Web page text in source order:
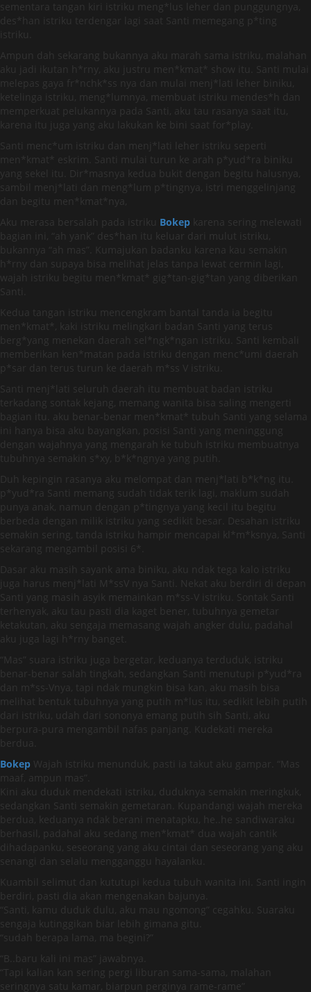
sementara tangan kiri istriku meng*lus leher dan punggungnya,
des*han istriku terdengar lagi saat Santi memegang p*ting
istriku.
Ampun dah sekarang bukannya aku marah sama istriku, malahan
aku jadi ikutan h*rny, aku justru men*kmat* show itu. Santi mulai
melepas gaya fr*nchk*ss nya dan mulai menj*lati leher biniku,
ketelinga istriku, meng*lumnya, membuat istriku mendes*h dan
memperkuat pelukannya pada Santi, aku tau rasanya saat itu,
karena itu juga yang aku lakukan ke bini saat for*play.
Santi menc*um istriku dan menj*lati leher istriku seperti
men*kmat* eskrim. Santi mulai turun ke arah p*yud*ra biniku
yang sekel itu. Dir*masnya kedua bukit dengan begitu halusnya,
sambil menj*lati dan meng*lum p*tingnya, istri menggelinjang
dan begitu men*kmat*nya,
Aku merasa bersalah pada istriku Bokep karena sering melewati
bagian ini, “ah yank” des*han itu keluar dari mulut istriku,
bukannya “ah mas”. Kumajukan badanku karena kau semakin
h*rny dan supaya bisa melihat jelas tanpa lewat cermin lagi,
wajah istriku begitu men*kmat* gig*tan-gig*tan yang diberikan
Santi.
Kedua tangan istriku mencengkram bantal tanda ia begitu
men*kmat*, kaki istriku melingkari badan Santi yang terus
berg*yang menekan daerah sel*ngk*ngan istriku. Santi kembali
memberikan ken*matan pada istriku dengan menc*umi daerah
p*sar dan terus turun ke daerah m*ss V istriku.
Santi menj*lati seluruh daerah itu membuat badan istriku
terkadang sontak kejang, memang wanita bisa saling mengerti
bagian itu. aku benar-benar men*kmat* tubuh Santi yang selama
ini hanya bisa aku bayangkan, posisi Santi yang meninggung
dengan wajahnya yang mengarah ke tubuh istriku membuatnya
tubuhnya semakin s*xy, b*k*ngnya yang putih.
Duh kepingin rasanya aku melompat dan menj*lati b*k*ng itu.
p*yud*ra Santi memang sudah tidak terik lagi, maklum sudah
punya anak, namun dengan p*tingnya yang kecil itu begitu
berbeda dengan milik istriku yang sedikit besar. Desahan istriku
semakin sering, tanda istriku hampir mencapai kl*m*ksnya, Santi
sekarang mengambil posisi 6*.
Dasar aku masih sayank ama biniku, aku ndak tega kalo istriku
juga harus menj*lati M*ssV nya Santi. Nekat aku berdiri di depan
Santi yang masih asyik memainkan m*ss-V istriku. Sontak Santi
terhenyak, aku tau pasti dia kaget bener, tubuhnya gemetar
ketakutan, aku sengaja memasang wajah angker dulu, padahal
aku juga lagi h*rny banget.
“Mas” suara istriku juga bergetar, keduanya terduduk, istriku
benar-benar salah tingkah, sedangkan Santi menutupi p*yud*ra
dan m*ss-Vnya, tapi ndak mungkin bisa kan, aku masih bisa
melihat bentuk tubuhnya yang putih m*lus itu, sedikit lebih putih
dari istriku, udah dari sononya emang putih sih Santi, aku
berpura-pura mengambil nafas panjang. Kudekati mereka
berdua.
Bokep Wajah istriku menunduk, pasti ia takut aku gampar. “Mas
maaf, ampun mas”.
Kini aku duduk mendekati istriku, duduknya semakin meringkuk,
sedangkan Santi semakin gemetaran. Kupandangi wajah mereka
berdua, keduanya ndak berani menatapku, he..he sandiwaraku
berhasil, padahal aku sedang men*kmat* dua wajah cantik
dihadapanku, seseorang yang aku cintai dan seseorang yang aku
senangi dan selalu mengganggu hayalanku.
Kuambil selimut dan kututupi kedua tubuh wanita ini. Santi ingin
berdiri, pasti dia akan mengenakan bajunya.
“Santi, kamu duduk dulu, aku mau ngomong” cegahku. Suaraku
sengaja kutinggikan biar lebih gimana gitu.
“sudah berapa lama, ma begini?”
“B..baru kali ini mas” jawabnya.
“Tapi kalian kan sering pergi liburan sama-sama, malahan
seringnya satu kamar, biarpun perginya rame-rame”